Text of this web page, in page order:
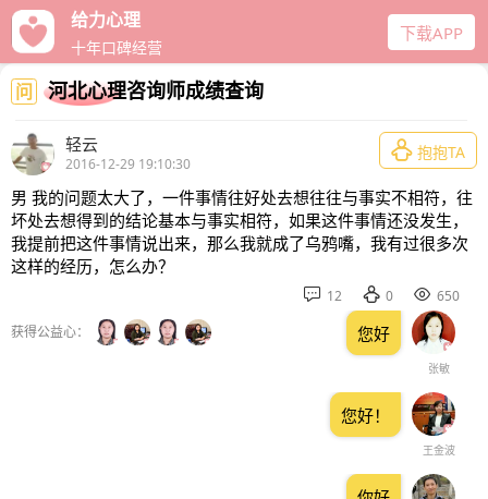
给力心理
十年口碑经营
下载APP
问 河北心理咨询师成绩查询
轻云
2016-12-29 19:10:30
 抱抱TA
男 我的问题太大了，一件事情往好处去想往往与事实不相符，往
坏处去想得到的结论基本与事实相符，如果这件事情还没发生，
我提前把这件事情说出来，那么我就成了乌鸦嘴，我有过很多次
这样的经历，怎么办？
 12  0  650
获得公益心：
张敏
您好
王金波
您好！